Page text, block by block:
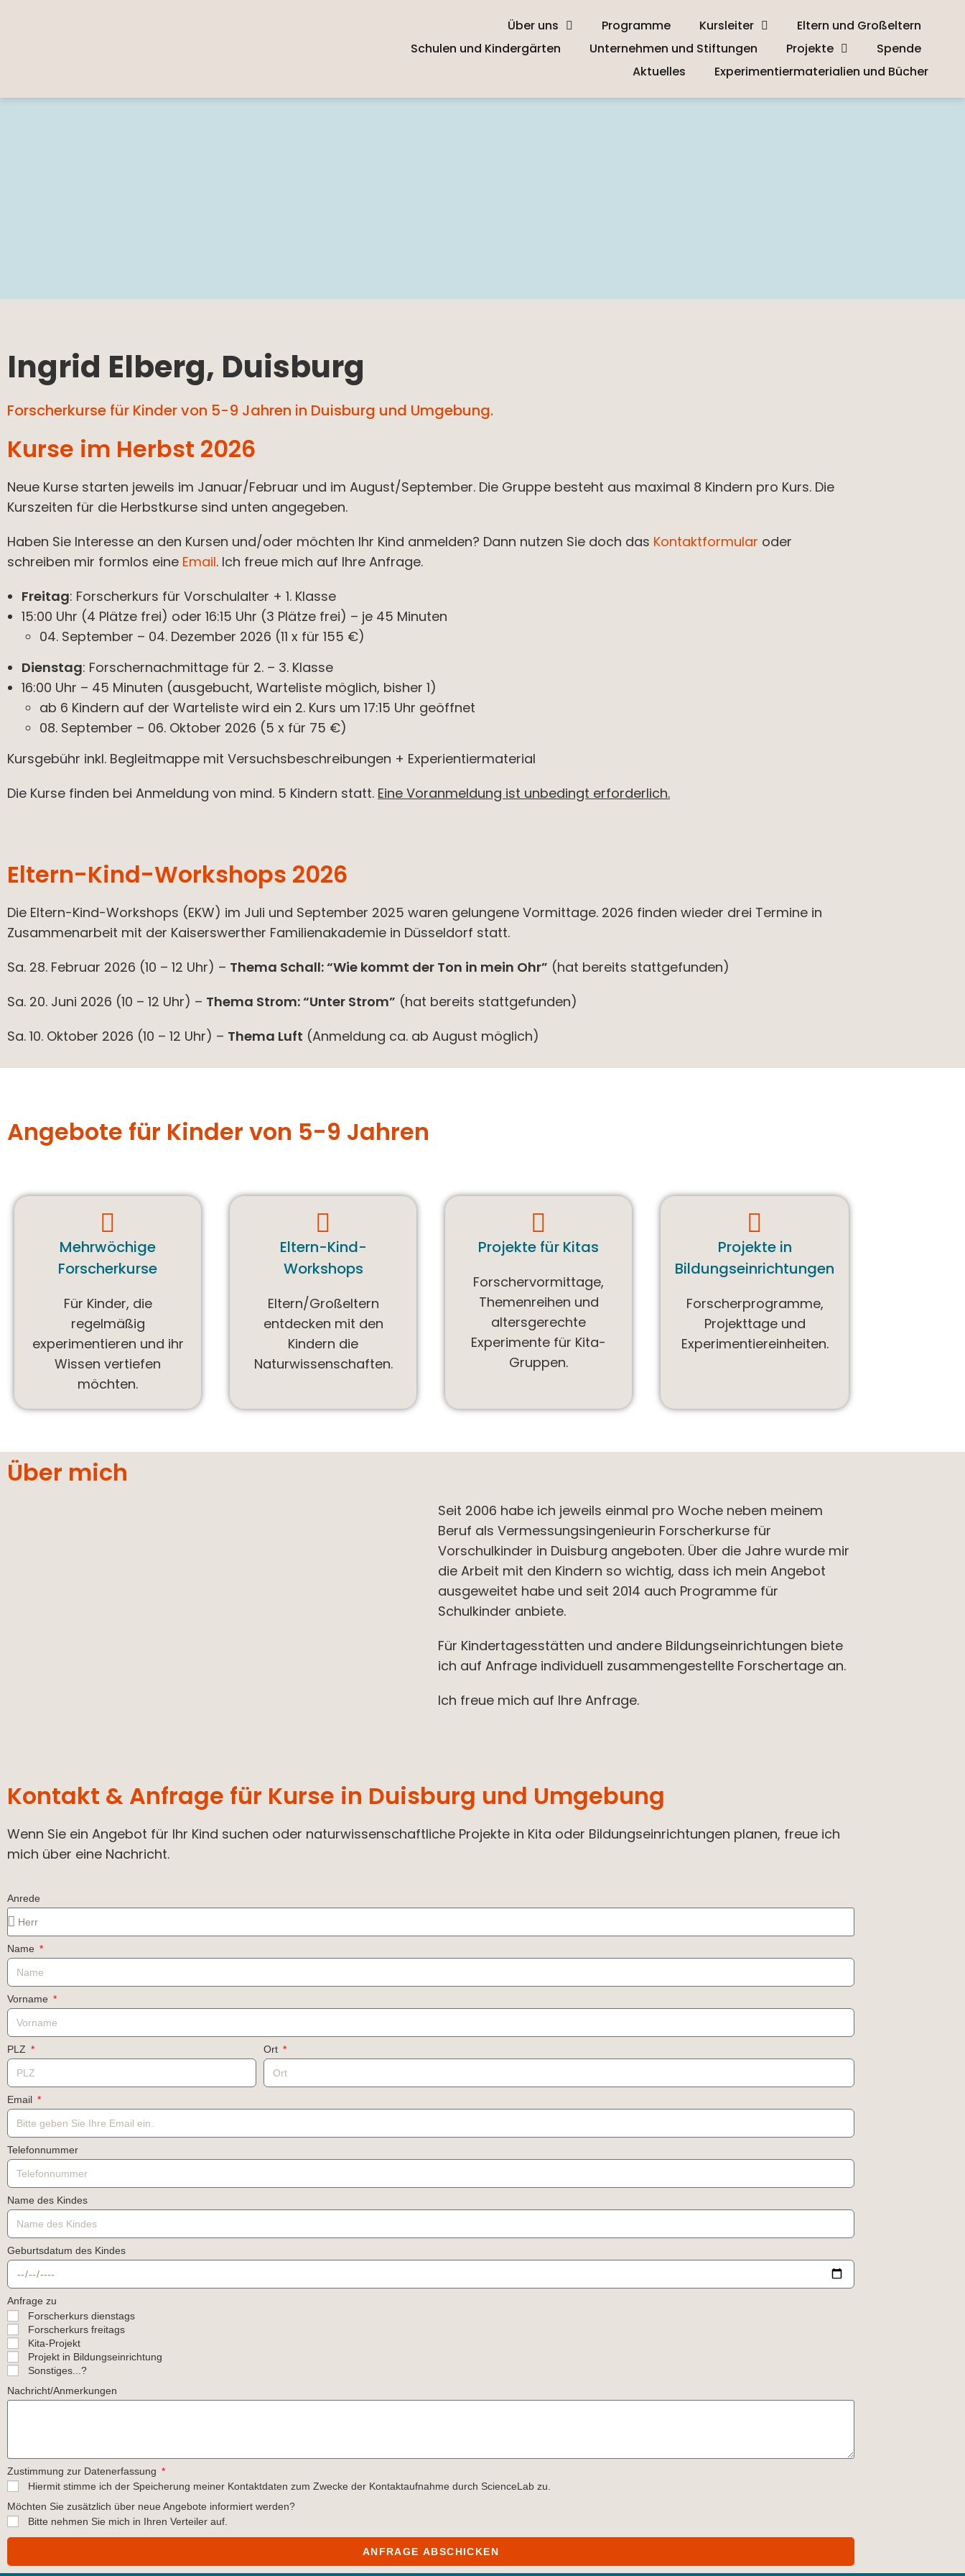
Über uns Programme Kursleiter
Eltern und Großeltern
Schulen und Kindergärten
Unternehmen und Stiftungen Projekte
Spende
Aktuelles
Experimentiermaterialien und Bücher
Ingrid Elberg, Duisburg
Forscherkurse für Kinder von 5-9 Jahren in Duisburg und Umgebung.
Kurse im Herbst 2026
Neue Kurse starten jeweils im Januar/Februar und im August/September. Die Gruppe besteht aus maximal 8 Kindern pro Kurs. Die
Kurszeiten für die Herbstkurse sind unten angegeben.
Haben Sie Interesse an den Kursen und/oder möchten Ihr Kind anmelden? Dann nutzen Sie doch das Kontaktformular oder
schreiben mir formlos eine Email. Ich freue mich auf Ihre Anfrage.
Freitag: Forscherkurs für Vorschulalter + 1. Klasse
15:00 Uhr (4 Plätze frei) oder 16:15 Uhr (3 Plätze frei) – je 45 Minuten
04. September – 04. Dezember 2026 (11 x für 155 €)
Dienstag: Forschernachmittage für 2. – 3. Klasse
16:00 Uhr – 45 Minuten (ausgebucht, Warteliste möglich, bisher 1)
ab 6 Kindern auf der Warteliste wird ein 2. Kurs um 17:15 Uhr geöffnet
08. September – 06. Oktober 2026 (5 x für 75 €)
Kursgebühr inkl. Begleitmappe mit Versuchsbeschreibungen + Experientiermaterial
Die Kurse finden bei Anmeldung von mind. 5 Kindern statt. Eine Voranmeldung ist unbedingt erforderlich.
Eltern-Kind-Workshops 2026
Die Eltern-Kind-Workshops (EKW) im Juli und September 2025 waren gelungene Vormittage. 2026 finden wieder drei Termine in
Zusammenarbeit mit der Kaiserswerther Familienakademie in Düsseldorf statt.
Sa. 28. Februar 2026 (10 – 12 Uhr) – Thema Schall: “Wie kommt der Ton in mein Ohr” (hat bereits stattgefunden)
Sa. 20. Juni 2026 (10 – 12 Uhr) – Thema Strom: “Unter Strom” (hat bereits stattgefunden)
Sa. 10. Oktober 2026 (10 – 12 Uhr) – Thema Luft (Anmeldung ca. ab August möglich)
Angebote für Kinder von 5-9 Jahren
Mehrwöchige
Forscherkurse
Für Kinder, die
regelmäßig
experimentieren und ihr
Wissen vertiefen
möchten.
Eltern-Kind-
Workshops
Eltern/Großeltern
entdecken mit den
Kindern die
Naturwissenschaften.
Projekte für Kitas
Forscher­vormittage,
Themenreihen und
altersgerechte
Experimente für Kita-
Gruppen.
Projekte in
Bildungseinrichtungen
Forscherprogramme,
Projekttage und
Experimentiereinheiten.
Über mich
Seit 2006 habe ich jeweils einmal pro Woche neben meinem
Beruf als Vermessungsingenieurin Forscherkurse für
Vorschulkinder in Duisburg angeboten. Über die Jahre wurde mir
die Arbeit mit den Kindern so wichtig, dass ich mein Angebot
ausgeweitet habe und seit 2014 auch Programme für
Schulkinder anbiete.
Für Kindertagesstätten und andere Bildungseinrichtungen biete
ich auf Anfrage individuell zusammengestellte Forschertage an.
Ich freue mich auf Ihre Anfrage.
Kontakt & Anfrage für Kurse in Duisburg und Umgebung
Wenn Sie ein Angebot für Ihr Kind suchen oder naturwissenschaftliche Projekte in Kita oder Bildungseinrichtungen planen, freue ich
mich über eine Nachricht.
Anrede
Name
Vorname
PLZ Ort
Email
Telefonnummer
Name des Kindes
Geburtsdatum des Kindes
Anfrage zu
Forscherkurs dienstags
Forscherkurs freitags
Kita-Projekt
Projekt in Bildungseinrichtung
Sonstiges...?
Nachricht/Anmerkungen
Zustimmung zur Datenerfassung
Hiermit stimme ich der Speicherung meiner Kontaktdaten zum Zwecke der Kontaktaufnahme durch ScienceLab zu.
Möchten Sie zusätzlich über neue Angebote informiert werden?
Bitte nehmen Sie mich in Ihren Verteiler auf.
ANFRAGE ABSCHICKEN